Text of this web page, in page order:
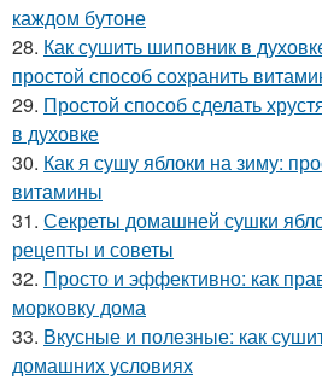
каждом бутоне
28. Как сушить шиповник в
простой способ сохранить
29. Простой способ сделать
в духовке
30. Как я сушу яблоки на зиму:
витамины
31. Секреты домашней сушки
рецепты и советы
32. Просто и эффективно: как
морковку дома
33. Вкусные и полезные: как
домашних условиях